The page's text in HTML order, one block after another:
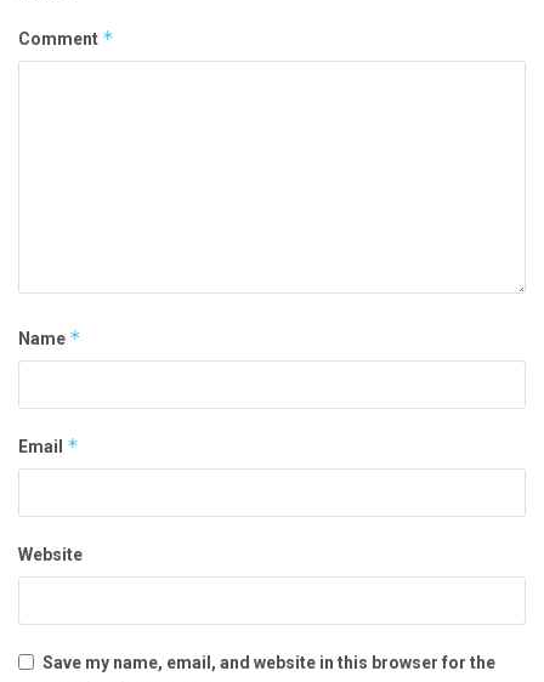
Comment *
Name *
Email *
Website
Save my name, email, and website in this browser for the